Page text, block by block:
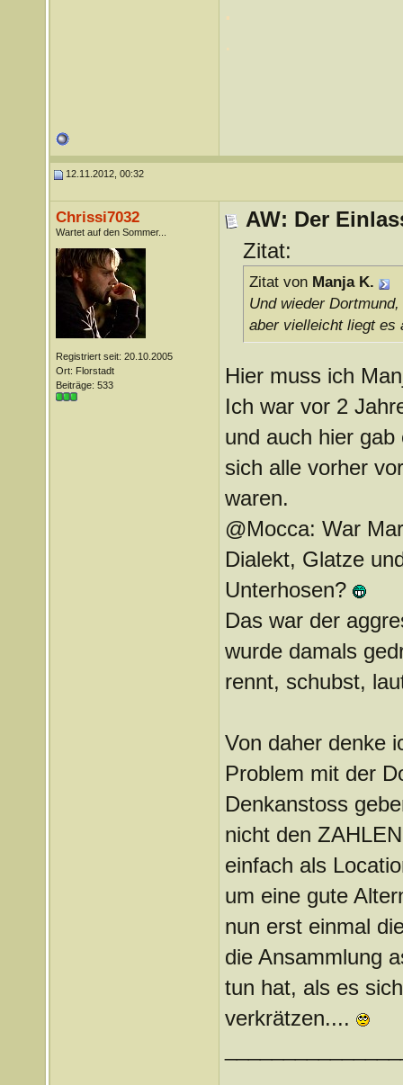
12.11.2012, 00:32
Chrissi7032
Wartet auf den Sommer...
Registriert seit: 20.10.2005
Ort: Florstadt
Beiträge: 533
AW: Der
Zitat:
Zitat von Manja K.
Und wieder
aber vielleicht liegt es
Hier muss ich
Ich war vor 2
und auch hier
sich alle vorher
waren.
@Mocca: War
Dialekt, Glatze
Unterhosen?
Das war der
wurde damals
rennt, schubst,
Von daher denke
Problem mit der
Denkanstoss
nicht den
einfach als
um eine gute
nun erst einmal
die Ansammlung
tun hat, als es
verkrätzen....